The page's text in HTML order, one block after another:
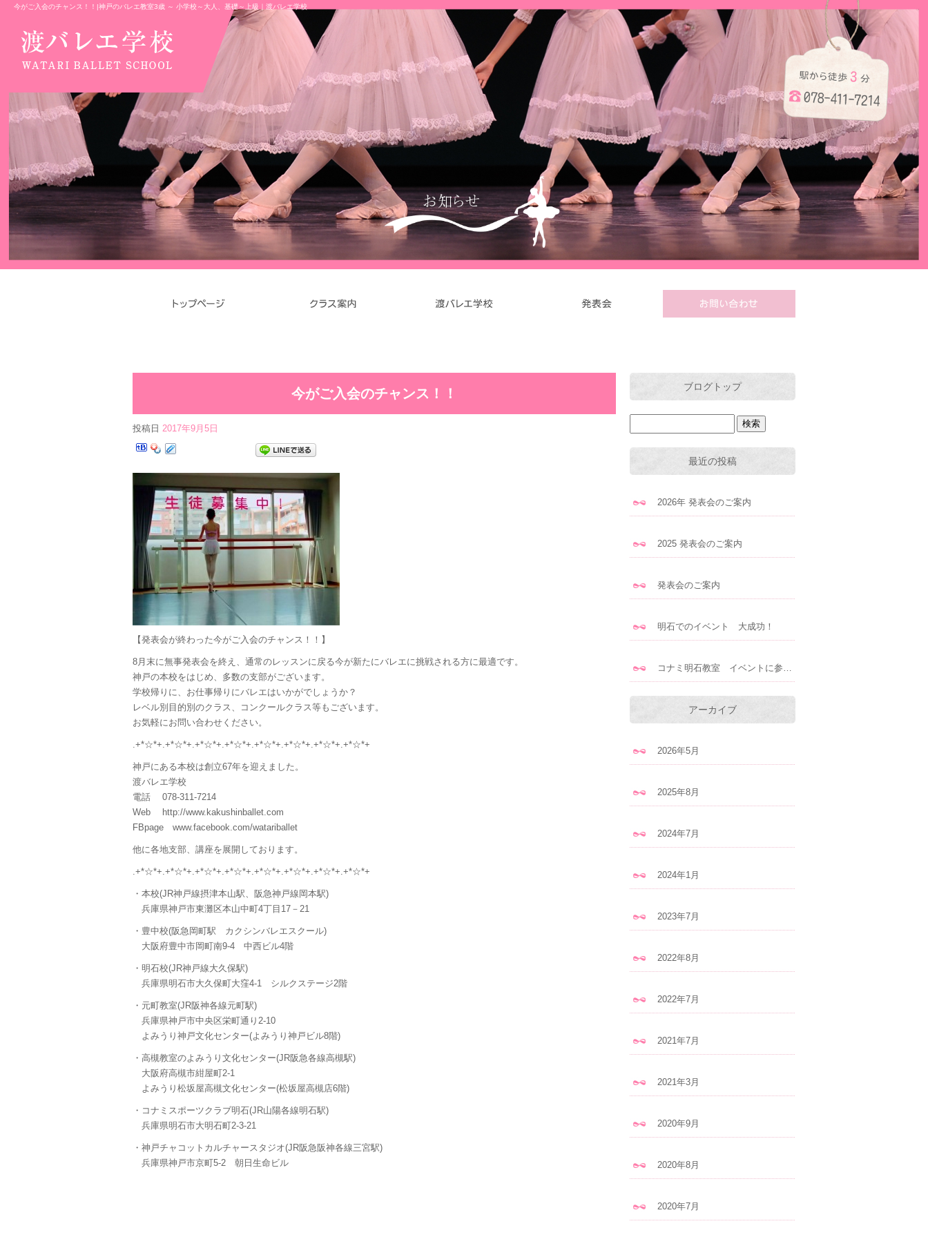
今がご入会のチャンス！！|神戸のバレエ教室3歳 ～ 小学校～大人、基礎～上級｜渡バレエ学校
今がご入会のチャンス！！
投稿日 2017年9月5日
【発表会が終わった今がご入会のチャンス！！】
8月末に無事発表会を終え、通常のレッスンに戻る今が新たにバレエに挑戦される方に最適です。
神戸の本校をはじめ、多数の支部がございます。
学校帰りに、お仕事帰りにバレエはいかがでしょうか？
レベル別目的別のクラス、コンクールクラス等もございます。
お気軽にお問い合わせください。
.+*☆*+.+*☆*+.+*☆*+.+*☆*+.+*☆*+.+*☆*+.+*☆*+.+*☆*+
神戸にある本校は創立67年を迎えました。
渡バレエ学校
電話 078-311-7214
Web http://www.kakushinballet.com
FBpage www.facebook.com/watariballet
他に各地支部、講座を展開しております。
.+*☆*+.+*☆*+.+*☆*+.+*☆*+.+*☆*+.+*☆*+.+*☆*+.+*☆*+
・本校(JR神戸線摂津本山駅、阪急神戸線岡本駅)
兵庫県神戸市東灘区本山中町4丁目17－21
・豊中校(阪急岡町駅 カクシンバレエスクール)
大阪府豊中市岡町南9-4 中西ビル4階
・明石校(JR神戸線大久保駅)
兵庫県明石市大久保町大窪4-1 シルクステージ2階
・元町教室(JR阪神各線元町駅)
兵庫県神戸市中央区栄町通り2-10
よみうり神戸文化センター(よみうり神戸ビル8階)
・高槻教室のよみうり文化センター(JR阪急各線高槻駅)
大阪府高槻市紺屋町2-1
よみうり松坂屋高槻文化センター(松坂屋高槻店6階)
・コナミスポーツクラブ明石(JR山陽各線明石駅)
兵庫県明石市大明石町2-3-21
・神戸チャコットカルチャースタジオ(JR阪急阪神各線三宮駅)
兵庫県神戸市京町5-2 朝日生命ビル
ブログトップ
最近の投稿
2026年 発表会のご案内
2025 発表会のご案内
発表会のご案内
明石でのイベント 大成功！
コナミ明石教室 イベントに参加します！
アーカイブ
2026年5月
2025年8月
2024年7月
2024年1月
2023年7月
2022年8月
2022年7月
2021年7月
2021年3月
2020年9月
2020年8月
2020年7月